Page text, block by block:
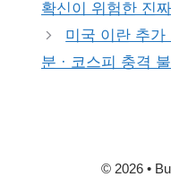
확신이 위험한 진
미국 이란 추가
분 · 코스피 충격
© 2026 •